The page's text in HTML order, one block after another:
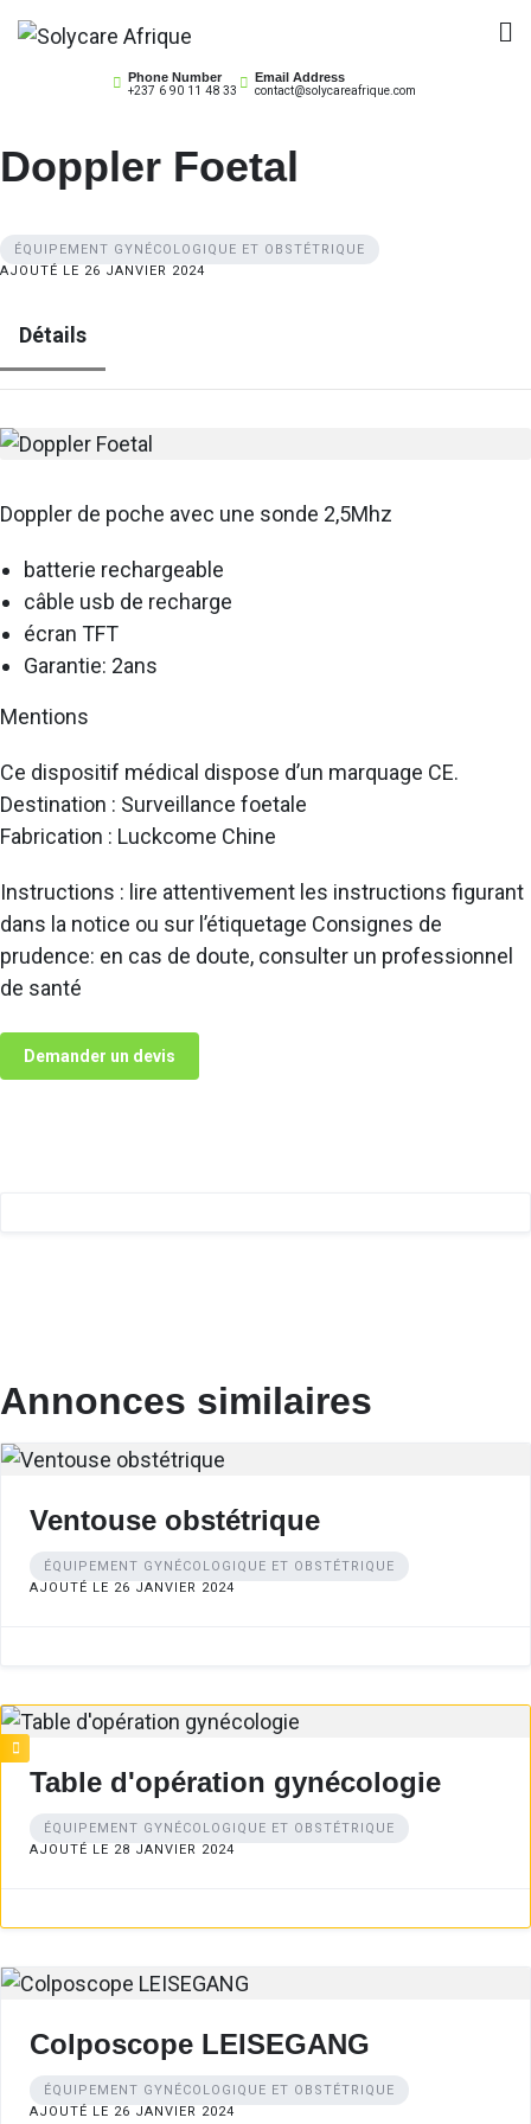
Skip
Solycare Afrique
Matériel & équipement médical au Cameroun
Phone Number
+237 6 90 11 48 33
Email Address
contact@solycareafrique.com
Doppler Foetal
ÉQUIPEMENT GYNÉCOLOGIQUE ET OBSTÉTRIQUE
AJOUTÉ LE 26 JANVIER 2024
Détails
Doppler de poche avec une sonde 2,5Mhz
batterie rechargeable
câble usb de recharge
écran TFT
Garantie: 2ans
Mentions
Ce dispositif médical dispose d’un marquage CE.
Destination : Surveillance foetale
Fabrication : Luckcome Chine
Instructions : lire attentivement les instructions figurant
dans la notice ou sur l’étiquetage Consignes de
prudence: en cas de doute, consulter un professionnel
de santé
Demander un devis
Annonces similaires
Ventouse obstétrique
ÉQUIPEMENT GYNÉCOLOGIQUE ET OBSTÉTRIQUE
AJOUTÉ LE 26 JANVIER 2024
Table d'opération gynécologie
ÉQUIPEMENT GYNÉCOLOGIQUE ET OBSTÉTRIQUE
AJOUTÉ LE 28 JANVIER 2024
Colposcope LEISEGANG
ÉQUIPEMENT GYNÉCOLOGIQUE ET OBSTÉTRIQUE
AJOUTÉ LE 26 JANVIER 2024